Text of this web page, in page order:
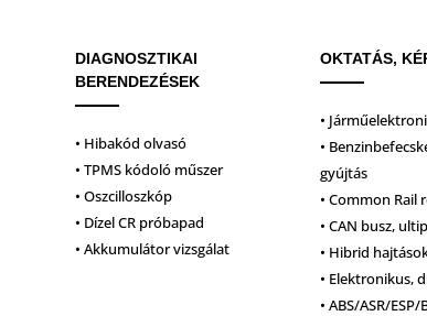
DIAGNOSZTIKAI
BERENDEZÉSEK
• Hibakód olvasó
• TPMS kódoló műszer
• Oszcilloszkóp
• Dízel CR próbapad
• Akkumulátor vizsgálat
OKTATÁS,
•
•
gyújtás
• Common Rail
• CAN busz,
• Hibrid
• Elektronikus,
• ABS/ASR/ESP/